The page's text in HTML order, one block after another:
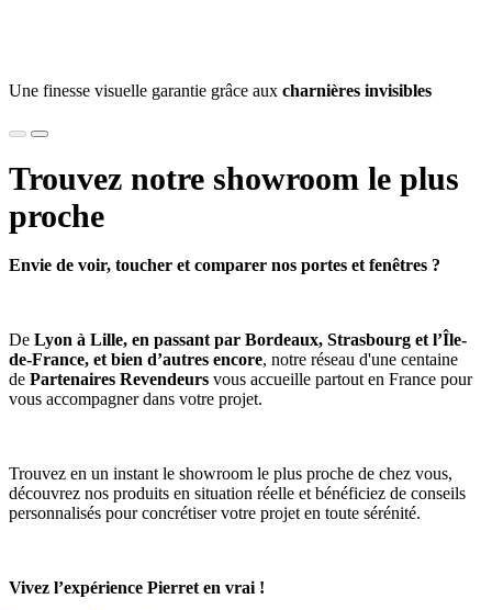
Une finesse visuelle garantie grâce aux charnières invisibles
Trouvez notre showroom le plus
proche
Envie de voir, toucher et comparer nos portes et fenêtres ?
De Lyon à Lille, en passant par Bordeaux, Strasbourg et l’Île-
de-France, et bien d’autres encore, notre réseau d'une centaine
de Partenaires Revendeurs vous accueille partout en France pour
vous accompagner dans votre projet.
Trouvez en un instant le showroom le plus proche de chez vous,
découvrez nos produits en situation réelle et bénéficiez de conseils
personnalisés pour concrétiser votre projet en toute sérénité.
Vivez l’expérience Pierret en vrai !